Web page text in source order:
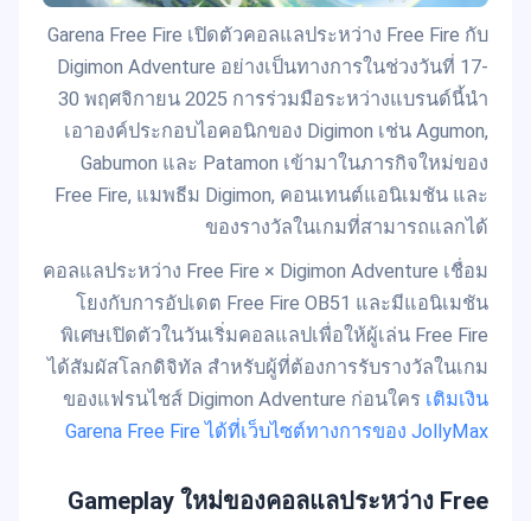
Garena Free Fire เปิดตัวคอลแลประหว่าง Free Fire กับ
Digimon Adventure อย่างเป็นทางการในช่วงวันที่ 17-
30 พฤศจิกายน 2025 การร่วมมือระหว่างแบรนด์นี้นำ
เอาองค์ประกอบไอคอนิกของ Digimon เช่น Agumon,
Gabumon และ Patamon เข้ามาในภารกิจใหม่ของ
Free Fire, แมพธีม Digimon, คอนเทนต์แอนิเมชัน และ
ของรางวัลในเกมที่สามารถแลกได้
คอลแลประหว่าง Free Fire × Digimon Adventure เชื่อม
โยงกับการอัปเดต Free Fire OB51 และมีแอนิเมชัน
พิเศษเปิดตัวในวันเริ่มคอลแลปเพื่อให้ผู้เล่น Free Fire
ได้สัมผัสโลกดิจิทัล สำหรับผู้ที่ต้องการรับรางวัลในเกม
ของแฟรนไชส์ Digimon Adventure ก่อนใคร เติมเงิน
Garena Free Fire ได้ที่เว็บไซต์ทางการของ JollyMax
Gameplay ใหม่ของคอลแลประหว่าง Free